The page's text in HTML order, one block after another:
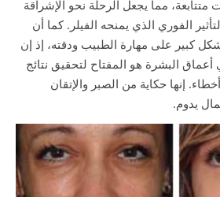
مما يجعل الرحلة نحو الإشراقة
الفوري الذي يمنحه الفيلر. كما أن
كبير على مهارة الطبيب ودقته، إذ إن
أعماق البشرة هو المفتاح لتحقيق نتائج
إنها حكاية من الصبر والإتقان
يدوم.